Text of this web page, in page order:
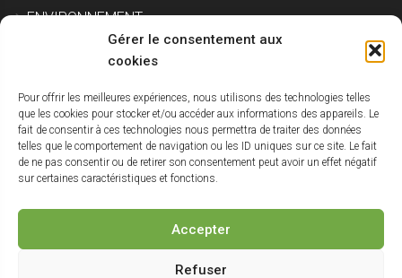
Gérer le consentement aux
cookies
Pour offrir les meilleures expériences, nous utilisons des technologies telles
que les cookies pour stocker et/ou accéder aux informations des appareils. Le
fait de consentir à ces technologies nous permettra de traiter des données
telles que le comportement de navigation ou les ID uniques sur ce site. Le fait
de ne pas consentir ou de retirer son consentement peut avoir un effet négatif
sur certaines caractéristiques et fonctions.
Accepter
Refuser
ENVIRONNEMENT
IMMOBILIER ET CONSTRUCTION
SITE POLLUÉ
URBANISME